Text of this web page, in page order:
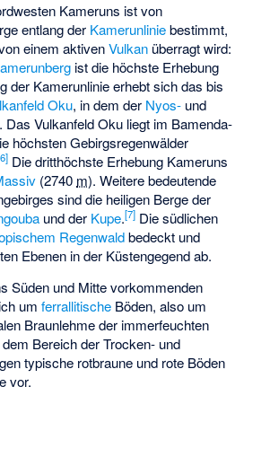
Kameruns ist von
entlang der Kamerunliniebestimmt,
einem aktivenVulkan überragt wird:
ist die höchste Erhebung
der Kamerunlinie erhebt sich das bis
Oku, in dem der Nyos- und
Das Vulkanfeld Oku liegt im Bamenda-
höchsten Gebirgsregenwälder
6] Die dritthöchste Erhebung Kameruns
(2740 m). Weitere bedeutende
sind die heiligen Berge der
und der Kupe.[7] Die südlichen
Regenwaldbedeckt und
Ebenen in der Küstengegend ab.
Süden und Mitte vorkommenden
umferrallitische Böden, also um
Braunlehme der immerfeuchten
Bereich der Trocken- und
typische rotbraune und rote Böden
vor.